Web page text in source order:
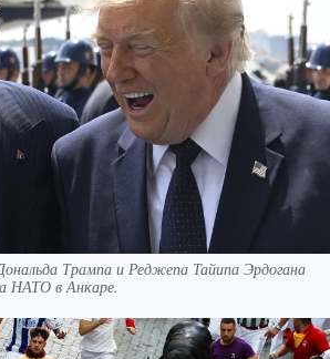
Трампа и Реджепа Тайипа Эрдогана
НАТО в Анкаре.